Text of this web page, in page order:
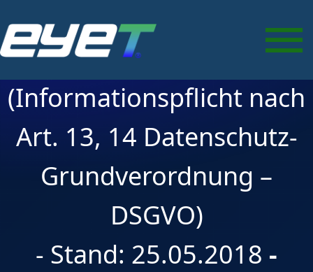
Datenschutzerklärung im
Sinne der DSGVO
(Informationspflicht nach
Art. 13, 14 Datenschutz-
Grundverordnung –
DSGVO)
- Stand: 25.05.2018 -